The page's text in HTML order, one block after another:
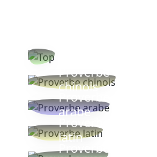
Proverbe
chinois
Proverbe
arabe
Proverbe
latin
Proverbe